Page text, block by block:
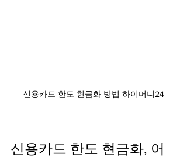
신용카드 한도 현금화 방법 하이머니24
신용카드 한도 현금화, 어